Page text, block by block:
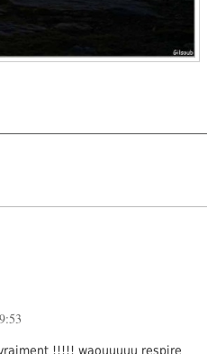
!!!!! waouuuuu respire